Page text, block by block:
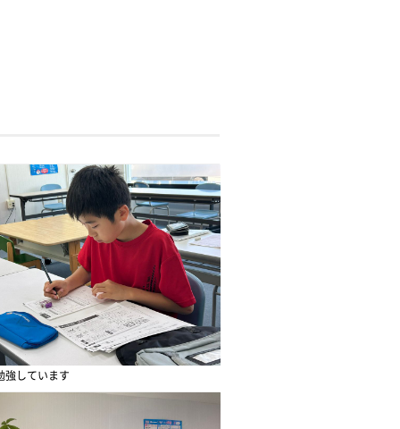
強しています